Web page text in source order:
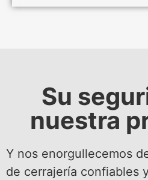
Su
nuestra
Y nos enorgullecemos
de cerrajería confiables